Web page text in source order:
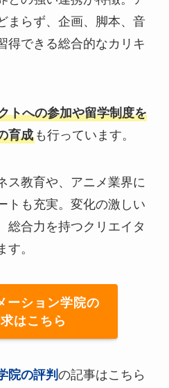
まらず、企画、脚本、音
得できる総合的なカリキ
トへの参加や留学制度を
育成も行っています。
ス教育や、アニメ業界に
トも充実。変化の激しい
総合力を持つクリエイタ
。
ーション学院の
はこちら
院の評判 の記事はこちら